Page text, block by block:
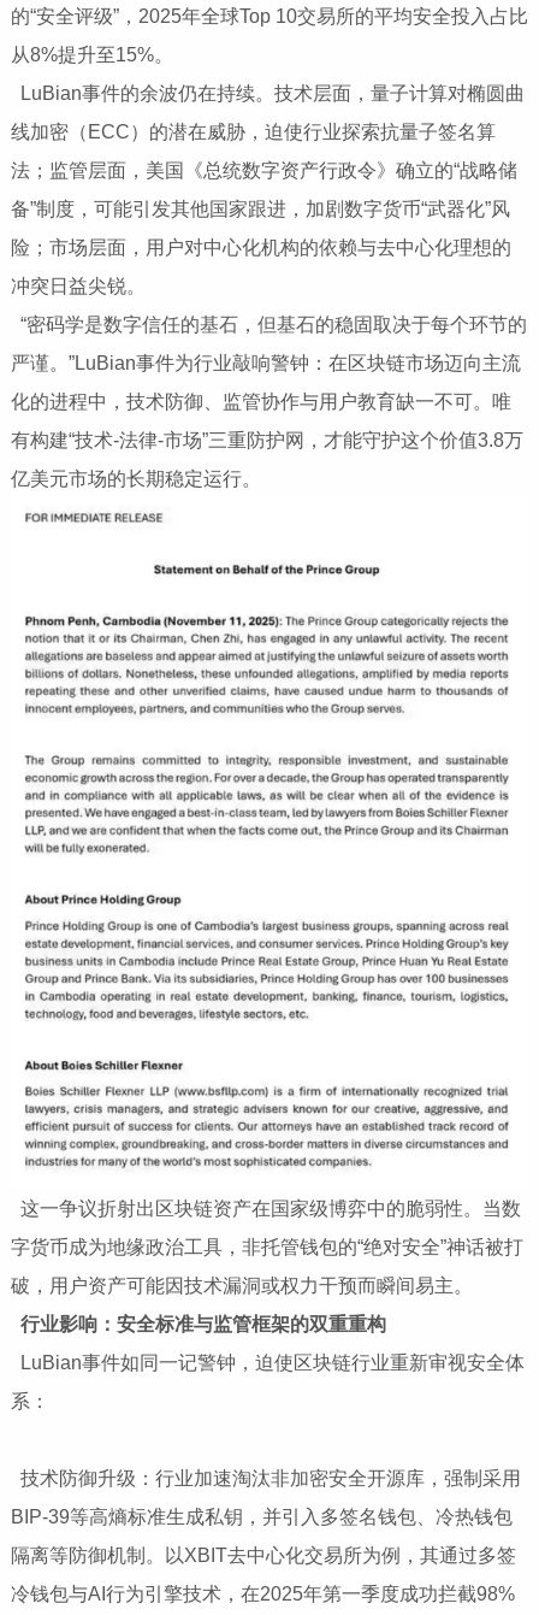
的“安全评级”，2025年全球Top 10交易所的平均安全投入占比
从8%提升至15%。
LuBian事件的余波仍在持续。技术层面，量子计算对椭圆曲
线加密（ECC）的潜在威胁，迫使行业探索抗量子签名算
法；监管层面，美国《总统数字资产行政令》确立的“战略储
备”制度，可能引发其他国家跟进，加剧数字货币“武器化”风
险；市场层面，用户对中心化机构的依赖与去中心化理想的
冲突日益尖锐。
“密码学是数字信任的基石，但基石的稳固取决于每个环节的
严谨。”LuBian事件为行业敲响警钟：在区块链市场迈向主流
化的进程中，技术防御、监管协作与用户教育缺一不可。唯
有构建“技术-法律-市场”三重防护网，才能守护这个价值3.8万
亿美元市场的长期稳定运行。
这一争议折射出区块链资产在国家级博弈中的脆弱性。当数
字货币成为地缘政治工具，非托管钱包的“绝对安全”神话被打
破，用户资产可能因技术漏洞或权力干预而瞬间易主。
行业影响：安全标准与监管框架的双重重构
LuBian事件如同一记警钟，迫使区块链行业重新审视安全体
系：
技术防御升级：行业加速淘汰非加密安全开源库，强制采用
BIP-39等高熵标准生成私钥，并引入多签名钱包、冷热钱包
隔离等防御机制。以XBIT去中心化交易所为例，其通过多签
冷钱包与AI行为引擎技术，在2025年第一季度成功拦截98%